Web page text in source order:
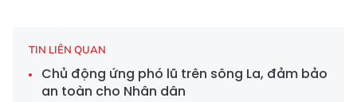
TIN LIÊN QUAN
Chủ động ứng phó lũ trên sông La, đảm bảo
an toàn cho Nhân dân